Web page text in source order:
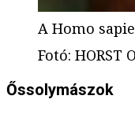
A Homo
Fotó: HORST
Őssolymászok